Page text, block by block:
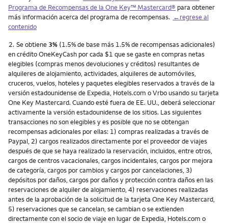
Programa de Recompensas de la One Key™ Mastercard® para obtener
más información acerca del programa de recompensas. ←regrese al
contenido
Nota
2. Se obtiene 3% (1.5% de base más 1.5% de recompensas adicionales)
en crédito OneKeyCash por cada $1 que se gaste en compras netas
elegibles (compras menos devoluciones y créditos) resultantes de
alquileres de alojamiento, actividades, alquileres de automóviles,
cruceros, vuelos, hoteles y paquetes elegibles reservados a través de la
versión estadounidense de Expedia, Hotels.com o Vrbo usando su tarjeta
One Key Mastercard. Cuando esté fuera de EE. UU., deberá seleccionar
activamente la versión estadounidense de los sitios. Las siguientes
transacciones no son elegibles y es posible que no se obtengan
recompensas adicionales por ellas: 1) compras realizadas a través de
Paypal, 2) cargos realizados directamente por el proveedor de viajes
después de que se haya realizado la reservación, incluidos, entre otros,
cargos de centros vacacionales, cargos incidentales, cargos por mejora
de categoría, cargos por cambios y cargos por cancelaciones, 3)
depósitos por daños, cargos por daños y protección contra daños en las
reservaciones de alquiler de alojamiento, 4) reservaciones realizadas
antes de la aprobación de la solicitud de la tarjeta One Key Mastercard,
5) reservaciones que se cancelan, se cambian o se extienden
directamente con el socio de viaje en lugar de Expedia, Hotels.com o